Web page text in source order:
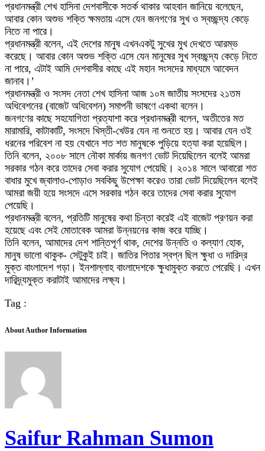
প্রধানমন্ত্রী শেখ হাসিনা দেশবাসীকে সতর্ক থাকার আহবান জানিয়ে বলেছেন,
আবার কোন অশুভ শক্তি ক্ষমতায় এসে যেন জনগণের সুখ ও স্বচ্ছন্দ্য কেড়ে
নিতে না পারে।
প্রধানমন্ত্রী বলেন, এই দেশের মানুষ এখনএকটু সুখের মুখ দেখতে আরম্ভ
করেছে। আবার কোন অশুভ শক্তি এসে যেন মানুষের সুখ স্বচ্ছন্দ্য কেড়ে নিতে
না পারে, এটাই আমি দেশবাসীর কাছে এই মহান সংসদের মাধ্যমে আবেদন
জানাব।’
প্রধানমন্ত্রী ও সংসদ নেতা শেখ হাসিনা আজ ১০ম জাতীয় সংসদের ২১তম
অধিবেশনের (বাজেট অধিবেশন) সমাপনী ভাষণে একথা বলেন।
জনগণের কাছে সহযোগিতা প্রত্যাশা করে প্রধানমন্ত্রী বলেন, অতীতের মত
মারামারি, কাটাকাটি, সংসদে খিস্তী-খেউর যেন না শুনতে হয়। আবার যেন ওই
ধরনের পরিবেশ না হয় যেখানে শত শত মানুষকে পুড়িয়ে হত্যা করা হয়েছিল।
তিনি বলেন, ২০০৮ সালে নৌকা মার্কায় জনগণ ভোট দিয়েছিলেন বলেই আমরা
সরকার গঠন করে তাদের সেবা করার সুযোগ পেয়েছি। ২০১৪ সালে আবারো শত
বাধার মুখে জ্বালাও-পোড়াও সবকিছু উপেক্ষা করেও তারা ভোট দিয়েছিলেন বলেই
আমরা জয়ী হয়ে সংসদে এসে সরকার গঠন করে তাদের সেবা করার সুযোগ
পেয়েছি।
প্রধানমন্ত্রী বলেন, প্রতিটি মানুষের কথা চিন্তা করেই এই বাজেট প্রণয়ন করা
হয়েছে এবং সেই মোতাবেক আমরা উন্নয়নের কাজ করে যাচ্ছি।
তিনি বলেন, আমাদের দেশ শান্তিপূর্ণ থাক, দেশের উন্নতি ও কল্যাণ হোক,
মানুষ ভালো থাকুক- সেটুকুই চাই। জাতির পিতার স্বপ্ন ছিল ক্ষুধা ও দারিদ্র
মুক্ত বাংলাদেশ গড়া। ইনশাল্লাহ বাংলাদেশকে ক্ষুধামুক্ত করতে পেরেছি। এখন
দারিদ্র্যমুক্ত করাটাই আমাদের লক্ষ্য।
Tag :
About Author Information
Saifur Rahman Sumon